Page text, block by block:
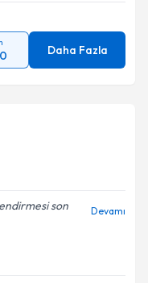
Daha Fazla
son
Devamı